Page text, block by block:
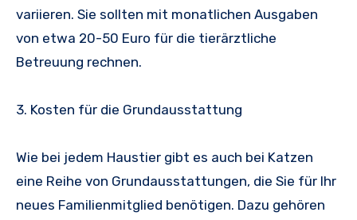
variieren. Sie sollten mit monatlichen Ausgaben
von etwa 20-50 Euro für die tierärztliche
Betreuung rechnen.
3. Kosten für die Grundausstattung
Wie bei jedem Haustier gibt es auch bei Katzen
eine Reihe von Grundausstattungen, die Sie für Ihr
neues Familienmitglied benötigen. Dazu gehören